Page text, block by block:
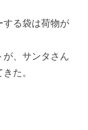
する袋は荷物が
、サンタさん
た。